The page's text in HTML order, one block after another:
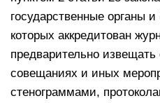
государственные органы
которых аккредитован
предварительно извещать
совещаниях и иных
стенограммами,